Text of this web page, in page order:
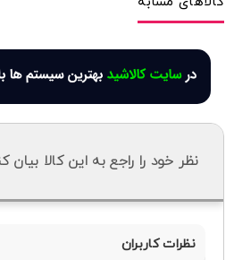
نظر خود را راجع به این کالا بیان
نظرات کاربران